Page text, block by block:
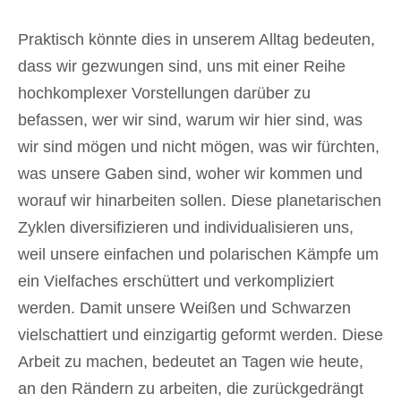
Praktisch könnte dies in unserem Alltag bedeuten,
dass wir gezwungen sind, uns mit einer Reihe
hochkomplexer Vorstellungen darüber zu
befassen, wer wir sind, warum wir hier sind, was
wir sind mögen und nicht mögen, was wir fürchten,
was unsere Gaben sind, woher wir kommen und
worauf wir hinarbeiten sollen. Diese planetarischen
Zyklen diversifizieren und individualisieren uns,
weil unsere einfachen und polarischen Kämpfe um
ein Vielfaches erschüttert und verkompliziert
werden. Damit unsere Weißen und Schwarzen
vielschattiert und einzigartig geformt werden. Diese
Arbeit zu machen, bedeutet an Tagen wie heute,
an den Rändern zu arbeiten, die zurückgedrängt